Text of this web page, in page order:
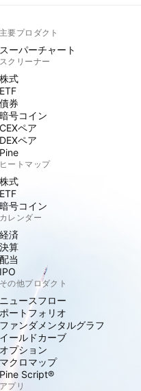
主要プロダクト
スーパーチャート
スクリーナー
株式
ETF
債券
暗号コイン
CEXペア
DEXペア
Pine
ヒートマップ
株式
ETF
暗号コイン
カレンダー
経済
決算
配当
IPO
その他プロダクト
ニュースフロー
ポートフォリオ
ファンダメンタルグラフ
イールドカーブ
オプション
マクロマップ
Pine Script®
アプリ